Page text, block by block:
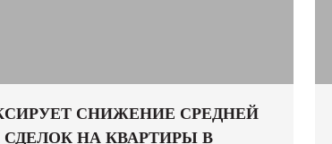
СНИЖЕНИЕ СРЕДНЕЙ
НА КВАРТИРЫ В